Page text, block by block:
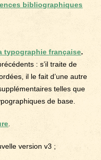
bibliographiques
typographie française.
: s’il traite de
il le fait d’une autre
telles que
de base.
version v3 ;